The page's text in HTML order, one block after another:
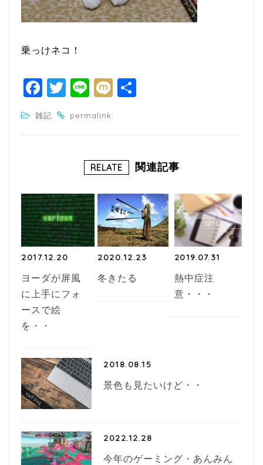
乗っけネコ！
F
a
c
o
k
T
itt
Li
n
e
M
雑記. permalink.
RELATE 関連記事
2017.12.20
ヨーダが屏風
に上手にフォ
ースで絵
を・・
2020.12.23
冬きたる
2019.07.31
熱中症注
意・・・
2018.08.15
景色も見たいけど・・
2022.12.28
今年のゲーミング・あんみん